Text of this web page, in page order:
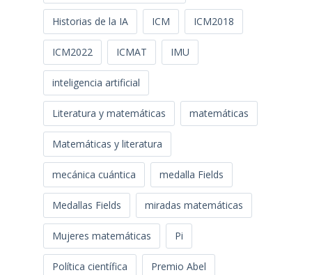
Historias de la IA ICM ICM2018
ICM2022 ICMAT IMU
inteligencia artificial
Literatura y matemáticas matemáticas
Matemáticas y literatura
mecánica cuántica medalla Fields
Medallas Fields miradas matemáticas
Mujeres matemáticas Pi
Política científica Premio Abel